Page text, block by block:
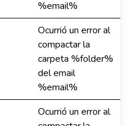
%email%
Ocurrió un error al
compactar la
carpeta %folder%
del email
%email%
Ocurrió un error al